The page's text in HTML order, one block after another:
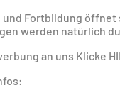
und Fortbildung
werden natürlich
an uns Klicke